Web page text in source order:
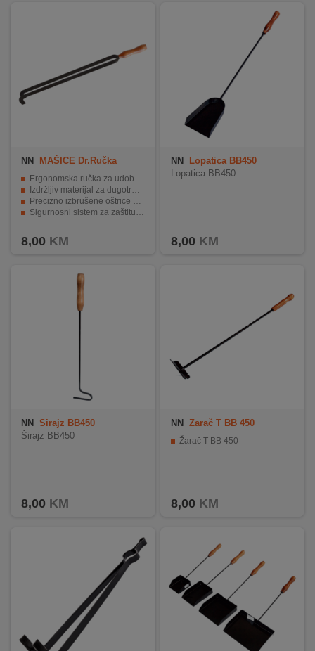
NN MAŠICE Dr.Ručka
Ergonomska ručka za udoban rad.
Izdržljiv materijal za dugotrajnost.
Precizno izbrušene oštrice za brzi rad.
Sigurnosni sistem za zaštitu korisnika.
8,00 KM
NN
Lopatica BB450
Lopatica BB450
8,00 KM
NN
Širajz BB450
Širajz BB450
8,00 KM
NN Žarač T BB 450
Žarač T BB 450
8,00 KM